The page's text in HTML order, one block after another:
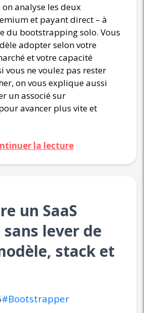
analyse les deux
et payant direct – à
du bootstrapping solo. Vous
adopter selon votre
et votre capacité
vous ne voulez pas rester
on vous explique aussi
un associé sur
avancer plus vite et
la lecture
un SaaS
lever de
stack et
#Bootstrapper